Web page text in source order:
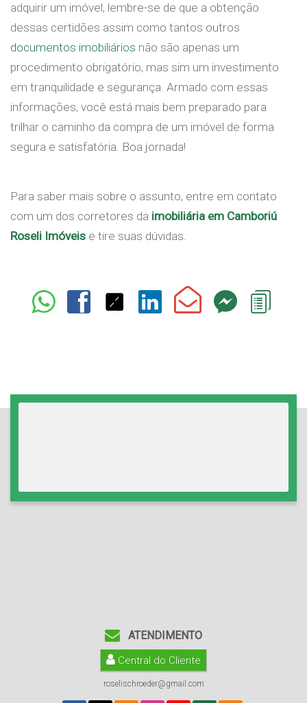
adquirir um imóvel, lembre-se de que a obtenção
dessas certidões assim como tantos outros
documentos imobiliários não são apenas um
procedimento obrigatório, mas sim um investimento
em tranquilidade e segurança. Armado com essas
informações, você está mais bem preparado para
trilhar o caminho da compra de um imóvel de forma
segura e satisfatória. Boa jornada!
Para saber mais sobre o assunto, entre em contato
com um dos corretores da imobiliária em Camboriú
Roseli Imóveis e tire suas dúvidas.
ATENDIMENTO
Central do Cliente
roselischroeder@gmail.com